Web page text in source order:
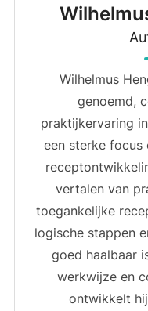
Wilhelmus
genoemd,
praktijkervaring
een sterke focus
vertalen van
toegankelijke
logische stappen
goed haalbaar
werkwijze en
ontwikkelt